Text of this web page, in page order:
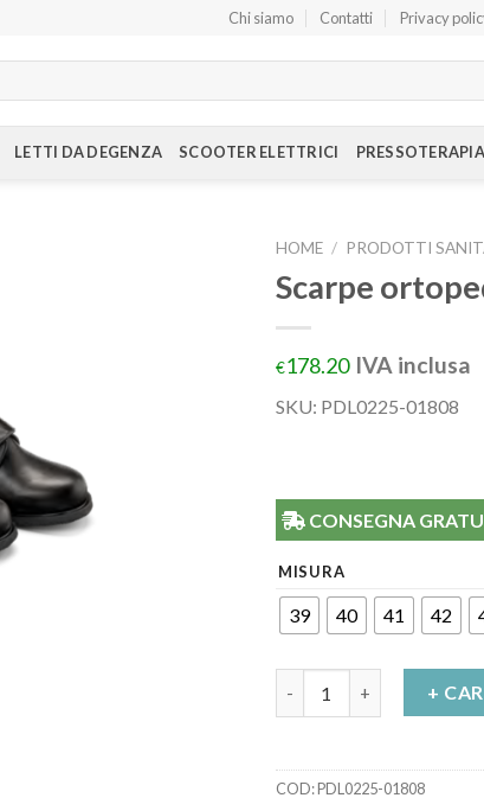
Chi siamo Contatti Privacy
LETTI DA DEGENZA SCOOTER ELETTRICI PRESSOTERAPIA
HOME / PRODOTTI
Scarpe
€178.20 IVA inclusa
SKU: PDL0225-01808
CONSEGNA
MISURA
39 40 41 42
+
COD:PDL0225-01808